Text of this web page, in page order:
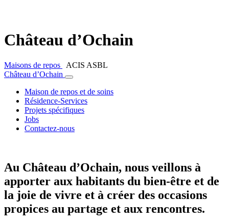
Château d’Ochain
Maisons de repos
ACIS ASBL
Château d’Ochain
Maison de repos et de soins
Résidence-Services
Projets spécifiques
Jobs
Contactez-nous
Au Château d’Ochain, nous veillons à
apporter aux habitants du bien-être et de
la joie de vivre et à créer des occasions
propices au partage et aux rencontres.